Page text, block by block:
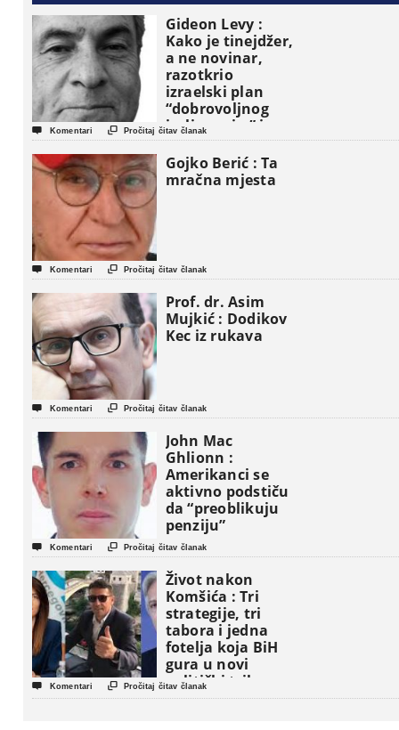
Gideon Levy :
Kako je tinejdžer,
a ne novinar,
razotkrio
izraelski plan
“dobrovoljnog
iseljavanja ” iz
Gaze
 Komentari  Pročitaj čitav članak
Gojko Berić : Ta
mračna mjesta
 Komentari  Pročitaj čitav članak
Prof. dr. Asim
Mujkić : Dodikov
Kec iz rukava
 Komentari  Pročitaj čitav članak
John Mac
Ghlionn :
Amerikanci se
aktivno podstiču
da “preoblikuju
penziju”
 Komentari  Pročitaj čitav članak
Život nakon
Komšića : Tri
strategije, tri
tabora i jedna
fotelja koja BiH
gura u novi
politički triler
 Komentari  Pročitaj čitav članak